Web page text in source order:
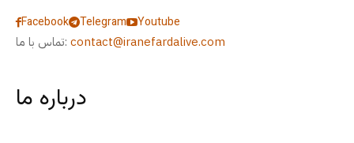
Facebook Telegram
Youtube
تماس با ما: contact@iranefardalive.com
درباره ما